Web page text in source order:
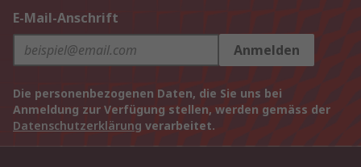
E-Mail-Anschrift
Anmelden
Die personenbezogenen Daten, die Sie uns bei
Anmeldung zur Verfügung stellen, werden gemäss der
Datenschutzerklärung verarbeitet.